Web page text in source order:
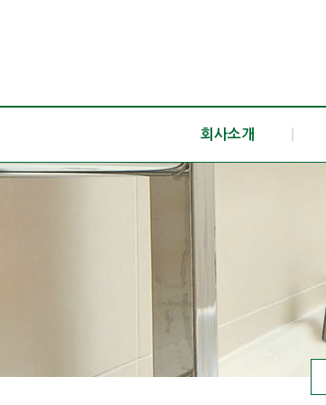
회사소개